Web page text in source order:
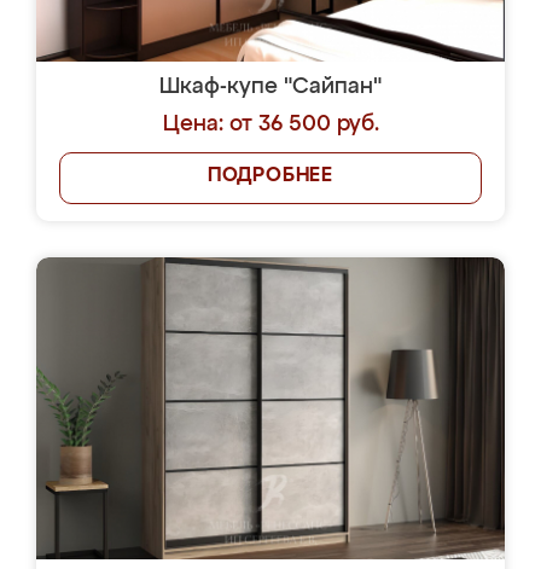
Шкаф-купе "Сайпан"
Цена: от 36 500 руб.
ПОДРОБНЕЕ